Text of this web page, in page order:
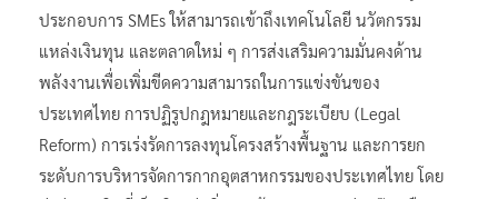
ประกอบการ SMEs ให้สามารถเข้าถึงเทคโนโลยี นวัตกรรม
แหล่งเงินทุน และตลาดใหม่ ๆ การส่งเสริมความมั่นคงด้าน
พลังงานเพื่อเพิ่มขีดความสามารถในการแข่งขันของ
ประเทศไทย การปฏิรูปกฎหมายและกฎระเบียบ (Legal
Reform) การเร่งรัดการลงทุนโครงสร้างพื้นฐาน และการยก
ระดับการบริหารจัดการกากอุตสาหกรรมของประเทศไทย โดย